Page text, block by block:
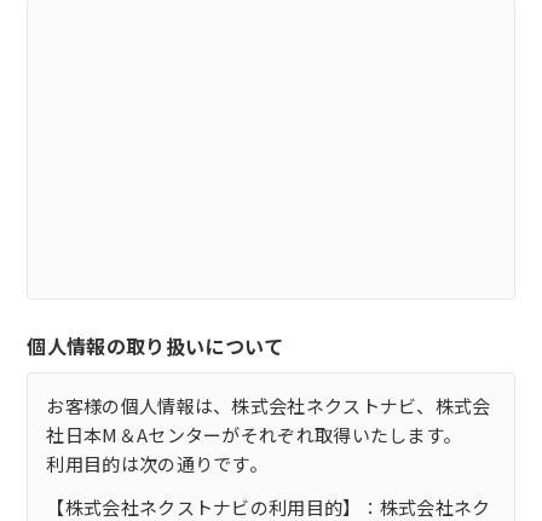
個人情報の取り扱いについて
お客様の個人情報は、株式会社ネクストナビ、株式会
社日本M＆Aセンターがそれぞれ取得いたします。
利用目的は次の通りです。
【株式会社ネクストナビの利用目的】：株式会社ネク